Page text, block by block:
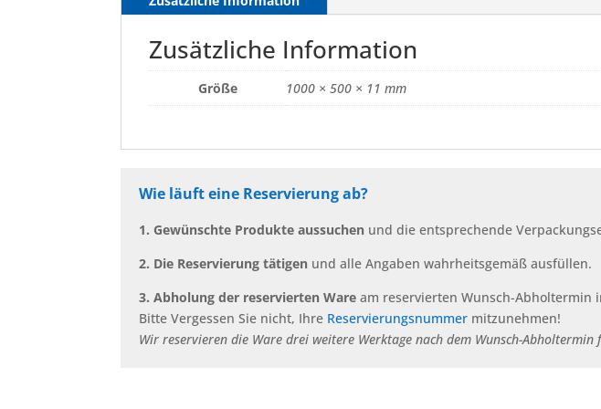
Zusätzliche Information
Größe 1000 × 500 × 11 mm
Wie läuft eine Reservierung ab?
1. Gewünschte Produkte aussuchen und die entsprechende
2. Die Reservierung tätigen und alle Angaben wahrheitsgemäß ausfüllen.
3. Abholung der reservierten Ware am reservierten Wunsch-Abholtermin
Bitte Vergessen Sie nicht, Ihre Reservierungsnummer mitzunehmen!
Wir reservieren die Ware drei weitere Werktage nach dem Wunsch-